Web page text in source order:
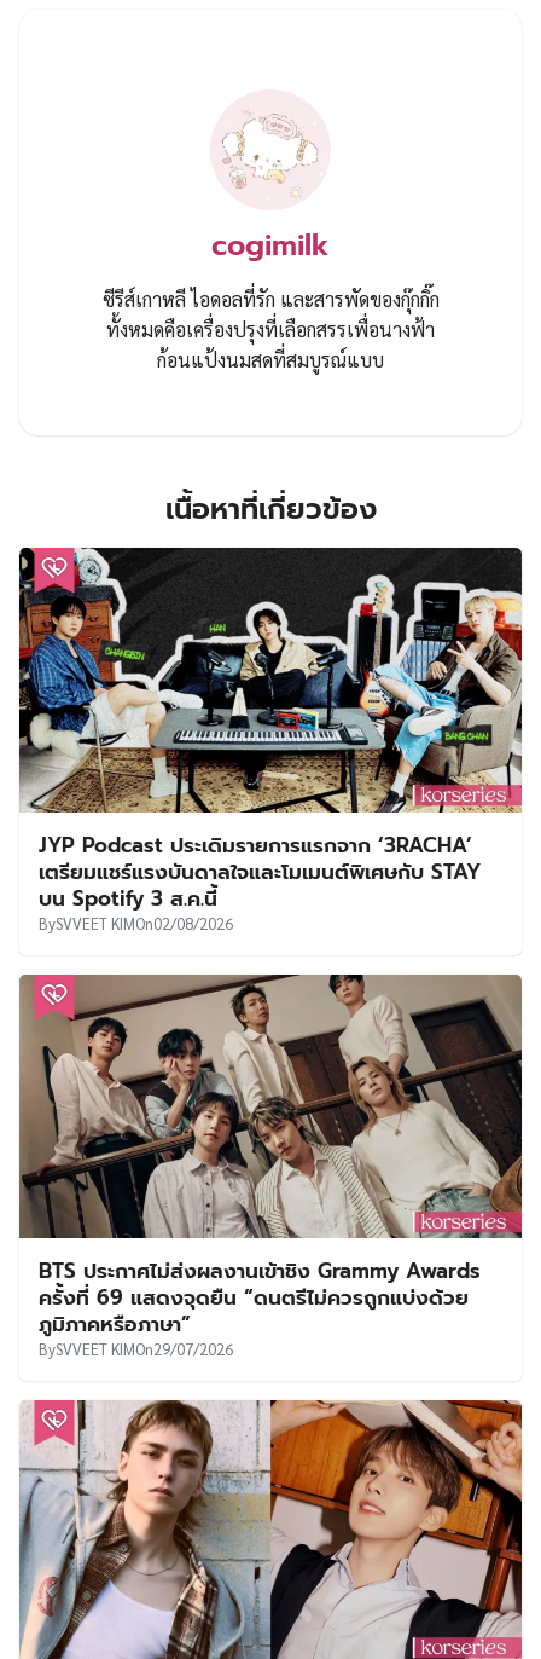
cogimilk
ซีรีส์เกาหลี ไอดอลที่รัก และสารพัดของกุ๊กกิ๊ก
ทั้งหมดคือเครื่องปรุงที่เลือกสรรเพื่อนางฟ้า
ก้อนแป้งนมสดที่สมบูรณ์แบบ
เนื้อหาที่เกี่ยวข้อง
JYP Podcast ประเดิมรายการแรกจาก ‘3RACHA’
เตรียมแชร์แรงบันดาลใจและโมเมนต์พิเศษกับ STAY
บน Spotify 3 ส.ค.นี้
BySVVEET KIMOn02/08/2026
BTS ประกาศไม่ส่งผลงานเข้าชิง Grammy Awards
ครั้งที่ 69 แสดงจุดยืน “ดนตรีไม่ควรถูกแบ่งด้วย
ภูมิภาคหรือภาษา”
BySVVEET KIMOn29/07/2026